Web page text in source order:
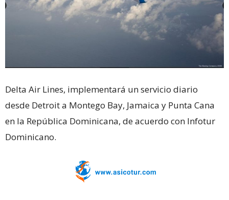
Delta Air Lines, implementará un servicio diario
desde Detroit a Montego Bay, Jamaica y Punta Cana
en la República Dominicana, de acuerdo con Infotur
Dominicano.